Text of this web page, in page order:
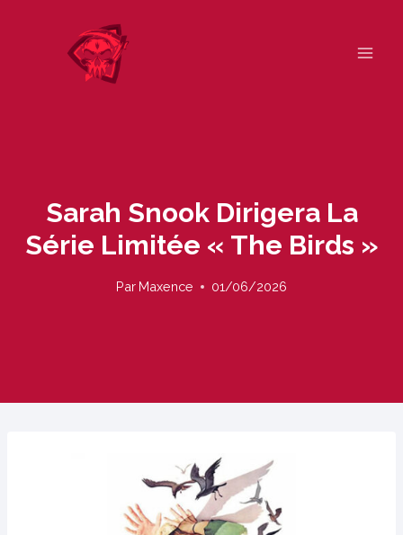
Sarah Snook Dirigera La
Série Limitée « The Birds »
Par Maxence 01/06/2026